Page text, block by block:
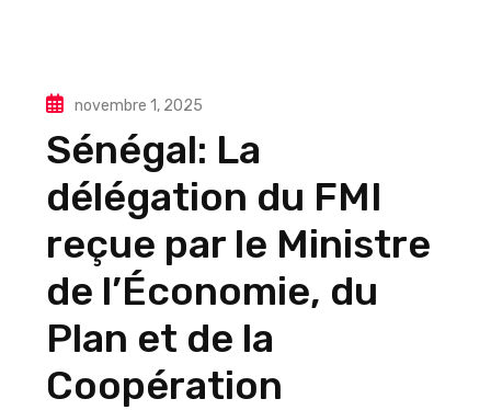
novembre 1, 2025
Sénégal: La
délégation du FMI
reçue par le Ministre
de l’Économie, du
Plan et de la
Coopération